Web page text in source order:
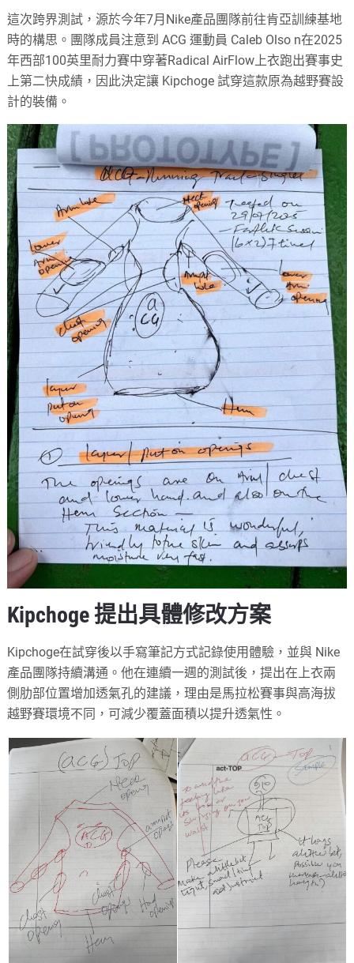
這次跨界測試，源於今年7月Nike產品團隊前往肯亞訓練基地
時的構思。團隊成員注意到 ACG 運動員 Caleb Olso n在2025
年西部100英里耐力賽中穿著Radical AirFlow上衣跑出賽事史
上第二快成績，因此決定讓 Kipchoge 試穿這款原為越野賽設
計的裝備。
Kipchoge 提出具體修改方案
Kipchoge在試穿後以手寫筆記方式記錄使用體驗，並與 Nike
產品團隊持續溝通。他在連續一週的測試後，提出在上衣兩
側肋部位置增加透氣孔的建議，理由是馬拉松賽事與高海拔
越野賽環境不同，可減少覆蓋面積以提升透氣性。